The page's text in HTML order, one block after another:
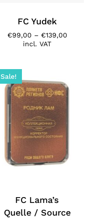
FC Yudek
€99,00 – €139,00Price
incl. VAT
Sale!
FC Lama’s
Quelle / Source